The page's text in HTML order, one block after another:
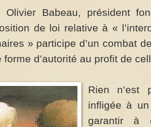
Olivier Babeau, président
de loi relative à «
» participe d’un combat
forme d’autorité au profit de
Rien n’est
infligée à
garantir à